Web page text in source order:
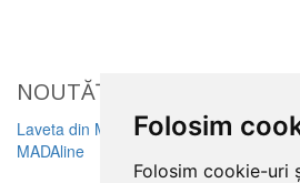
Folosim
Folosim cookie-uri
NOUTĂȚi
Laveta din Microfibră
MADAline